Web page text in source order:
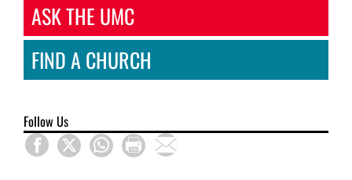
ASK THE UMC
FIND A CHURCH
Follow Us